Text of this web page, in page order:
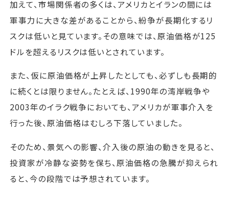
加えて、市場関係者の多くは、アメリカとイランの間には
軍事力に大きな差があることから、紛争が長期化するリ
スクは低いと見ています。その意味では、原油価格が125
ドルを超えるリスクは低いとされています。
また、仮に原油価格が上昇したとしても、必ずしも長期的
に続くとは限りません。たとえば、1990年の湾岸戦争や
2003年のイラク戦争においても、アメリカが軍事介入を
行った後、原油価格はむしろ下落していました。
そのため、景気への影響、介入後の原油の動きを見ると、
投資家が冷静な姿勢を保ち、原油価格の急騰が抑えられ
ると、今の段階では予想されています。